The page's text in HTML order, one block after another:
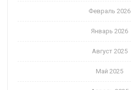
Февраль 2026
Январь 2026
Август 2025
Май 2025